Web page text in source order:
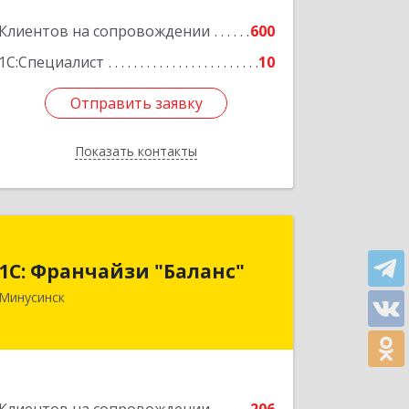
Клиентов на сопровождении
600
1С:Специалист
10
Отправить заявку
Показать контакты
Отправить заявку
Назад
1С: Франчайзи "Баланс"
Минусинск
Минусинск г, Абаканская ул, дом №